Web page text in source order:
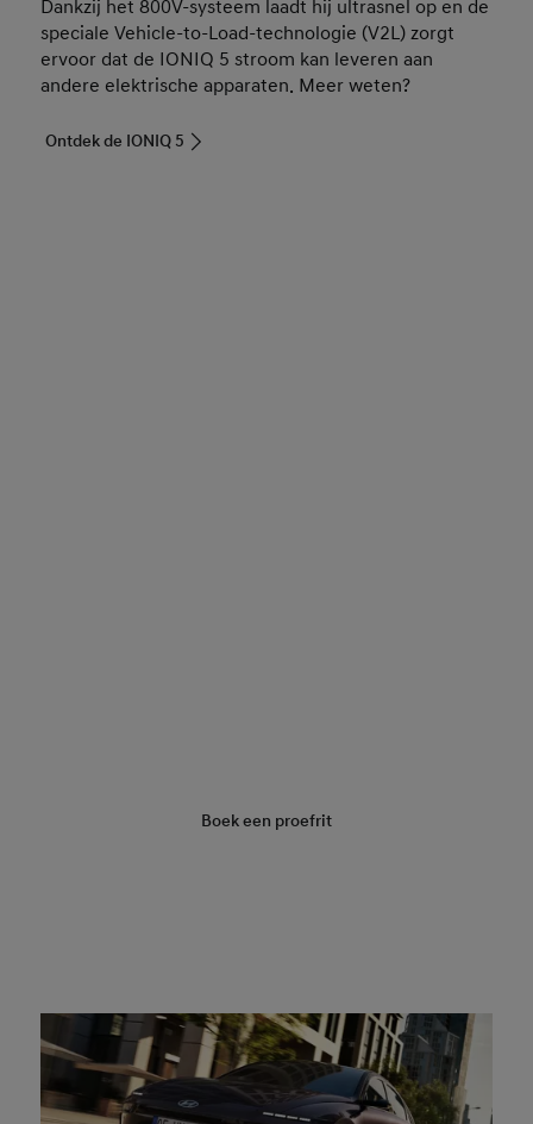
Dankzij het 800V-systeem laadt hij ultrasnel op en de
speciale Vehicle-to-Load-technologie (V2L) zorgt
ervoor dat de IONIQ 5 stroom kan leveren aan
andere elektrische apparaten. Meer weten?
Ontdek de IONIQ 5
Boek een proefrit